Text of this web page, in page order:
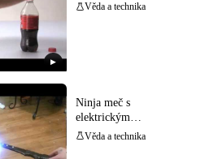
▶
Věda a technika
Ninja meč s
elektrickým
paralizérem
Věda a technika